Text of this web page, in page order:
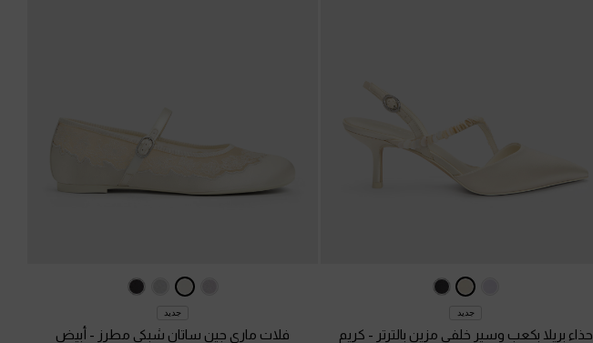
جديد
حذاء بريلا بكعب وسير خلفي مزين بالترتر - كريم
جديد
فلات ماري جين ساتان شبكي مطرز - أبيض